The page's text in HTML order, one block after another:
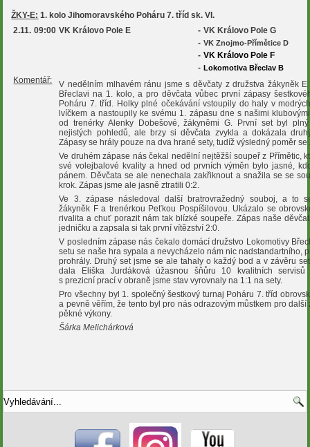
ŽKY-E: 1. kolo Jihomoravského Poháru 7. tříd sk. VI.
2.11. 09:00 VK Královo Pole E - VK Královo Pole G
- VK Znojmo-Přímětice D
- VK Královo Pole F
- Lokomotiva Břeclav B
Komentář:
V nedělním mlhavém ránu jsme s děvčaty z družstva žákyněk
Břeclavi na 1. kolo, a pro děvčata vůbec první zápasy
Poháru 7. tříd. Holky plné očekávání vstoupily do haly v
lvíčkem a nastoupily ke svému 1. zápasu dne s našimi
od trenérky Alenky Dobešové, žákyněmi G. První set byl
nejistých pohledů, ale brzy si děvčata zvykla a dokázala
Zápasy se hrály pouze na dva hrané sety, tudíž výsledný poměr se
Ve druhém zápase nás čekal nedělní nejtěžší soupeř z Přímětic,
své volejbalové kvality a hned od prvních výměn bylo jasné,
pánem. Děvčata se ale nenechala zakřiknout a snažila se se
krok. Zápas jsme ale jasně ztratili 0:2.
Ve 3. zápase následoval další bratrovražedný souboj, a to
žákyněk F a trenérkou Peťkou Pospíšilovou. Ukázalo se
rivalita a chuť porazit nám tak blízké soupeře. Zápas naše
jedničku a zapsala si tak první vítězství 2:0.
V posledním zápase nás čekalo domácí družstvo Lokomotivy
setu se naše hra sypala a nevycházelo nám nic nadstandartního,
prohrály. Druhý set jsme se ale tahaly o každý bod a v závěru
dala Eliška Jurdáková úžasnou šňůru 10 kvalitních servisů
s prezicní prací v obraně jsme stav vyrovnaly na 1:1 na sety.
Pro všechny byl 1. společný šestkový turnaj Poháru 7. tříd
a pevně věřím, že tento byl pro nás odrazovým můstkem pro další
pěkné výkony.
Šárka Melichárková